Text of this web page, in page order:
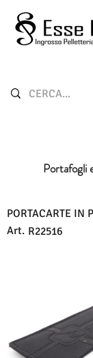
Portafogli
PORTACARTE IN
Art. R22516